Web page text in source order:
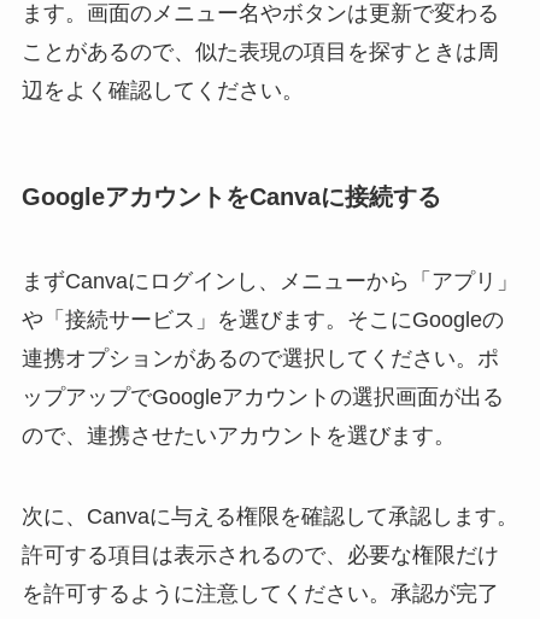
ます。画面のメニュー名やボタンは更新で変わる
ことがあるので、似た表現の項目を探すときは周
辺をよく確認してください。
GoogleアカウントをCanvaに接続する
まずCanvaにログインし、メニューから「アプリ」
や「接続サービス」を選びます。そこにGoogleの
連携オプションがあるので選択してください。ポ
ップアップでGoogleアカウントの選択画面が出る
ので、連携させたいアカウントを選びます。
次に、Canvaに与える権限を確認して承認します。
許可する項目は表示されるので、必要な権限だけ
を許可するように注意してください。承認が完了